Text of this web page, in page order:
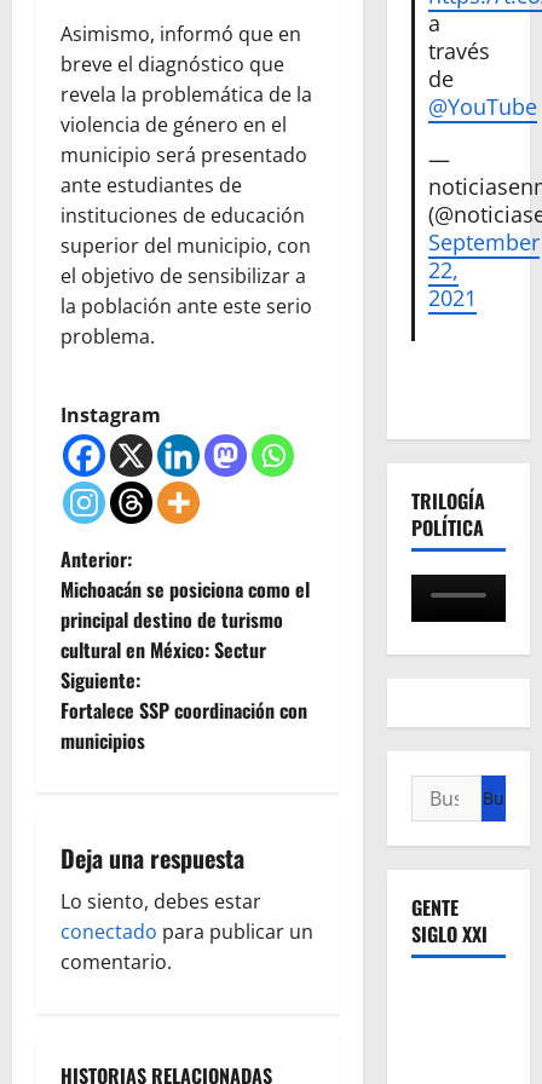
Asimismo, informó que en
breve el diagnóstico que
revela la problemática de la
violencia de género en el
municipio será presentado
ante estudiantes de
instituciones de educación
superior del municipio, con
el objetivo de sensibilizar a
la población ante este serio
problema.
Instagram
N
a
v
e
c
i
ó
Anterior:
Michoacán se posiciona como el
principal destino de turismo
cultural en México: Sectur
Siguiente:
Fortalece SSP coordinación con
municipios
Deja una respuesta
Lo siento, debes estar
conectado para publicar un
comentario.
HISTORIAS RELACIONADAS
a
través
de
@YouTube
—
September
22,
2021
TRILOGÍA
POLÍTICA
Buscar:
GENTE
SIGLO XXI